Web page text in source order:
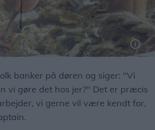
banker på døren og siger: "Vi
vi gøre det hos jer?" Det er præcis
vi gerne vil være kendt for,